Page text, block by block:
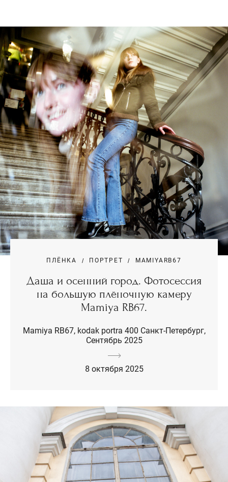
ПЛЁНКА ПОРТРЕТ MAMIYARB67
Даша и осенний город. Фотосессия
на большую плёночную камеру
Mamiya RB67.
Mamiya RB67, kodak portra 400 Санкт-Петербург,
Сентябрь 2025
8 октября 2025